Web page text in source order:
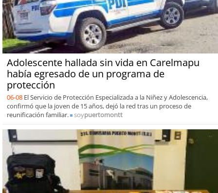
Adolescente hallada sin vida en Carelmapu
había egresado de un programa de
protección
06-08 El Servicio de Protección Especializada a la Niñez y Adolescencia,
confirmó que la joven de 15 años, dejó la red tras un proceso de
reunificación familiar.
soypuertomontt